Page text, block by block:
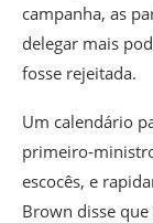
campanha, as
delegar mais
fosse rejeitada.
Um calendário
primeiro-
escocês, e
Brown disse